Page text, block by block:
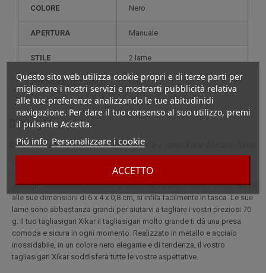
Questo sito web utilizza cookie propri e di terze parti per
migliorare i nostri servizi e mostrarti pubblicità relativa
alle tue preferenze analizzando le tue abitudinidi
navigazione. Per dare il tuo consenso al suo utilizzo, premi
il pulsante Accetta.
Piú info Personalizzare i cookie
ACCETTO
COLORE Nero
APERTURA Manuale
STILE 2 lame
PERSONALIZZABILE non
Dettagli
Descrizione completa per Tagliasigari a 2 lame Xikar Metallo Nero
questo tagliasigari molto grande diventerà il vostro alleato di piacere
per ogni momento di relax che prenderete da soli o con gli amici. Grazie
alle sue dimensioni di 6 x 4 x 0,8 cm, si infila facilmente in tasca. Le sue
lame sono abbastanza grandi per aiutarvi a tagliare i vostri preziosi 70
g. Il tuo tagliasigari Xikar il tagliasigari molto grande ti dà una presa
comoda e sicura in ogni momento. Realizzato in metallo e acciaio
inossidabile, in un colore nero elegante e di tendenza, il vostro
tagliasigari Xikar soddisferà tutte le vostre aspettative.